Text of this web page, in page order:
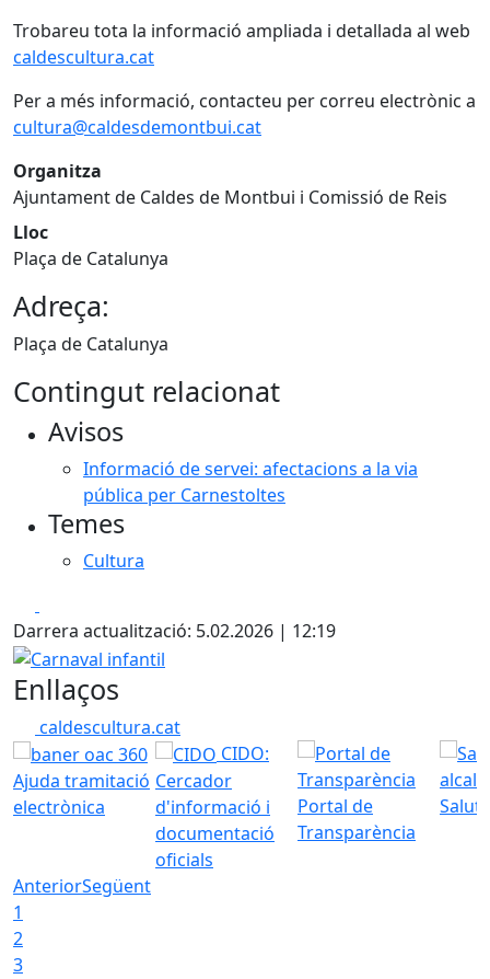
Trobareu tota la informació ampliada i detallada al web
caldescultura.cat
Per a més informació, contacteu per correu electrònic a
cultura@caldesdemontbui.cat
Organitza
Ajuntament de Caldes de Montbui i Comissió de Reis
Lloc
Plaça de Catalunya
Adreça:
Plaça de Catalunya
Contingut relacionat
Avisos
Informació de servei: afectacions a la via
pública per Carnestoltes
Temes
Cultura
Darrera actualització: 5.02.2026 | 12:19
Carnaval infantil
Enllaços
caldescultura.cat
Ajuda tramitació
electrònica
CIDO:
Cercador
d'informació i
documentació
oficials
Portal de
Transparència
AnteriorSegüent
1
2
3